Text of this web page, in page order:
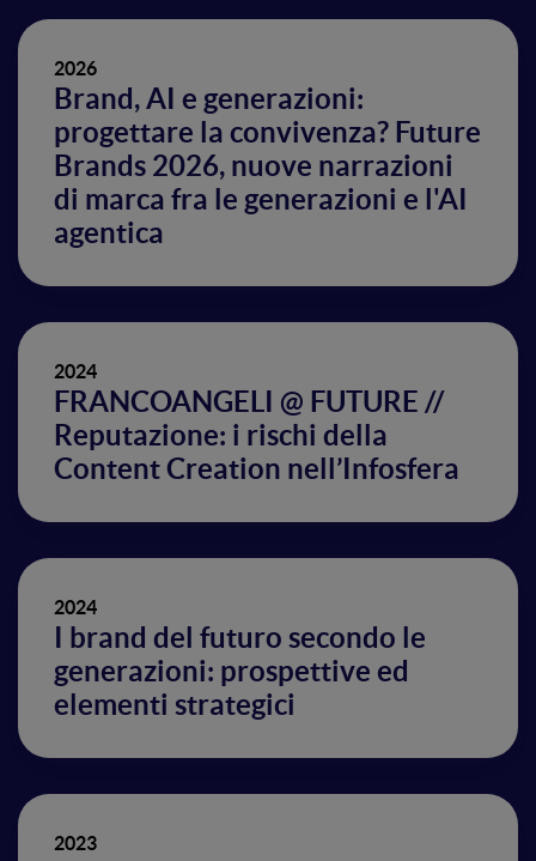
2026
Brand, AI e generazioni:
progettare la convivenza? Future
Brands 2026, nuove narrazioni
di marca fra le generazioni e l'AI
agentica
2024
FRANCOANGELI @ FUTURE //
Reputazione: i rischi della
Content Creation nell’Infosfera
2024
I brand del futuro secondo le
generazioni: prospettive ed
elementi strategici
2023